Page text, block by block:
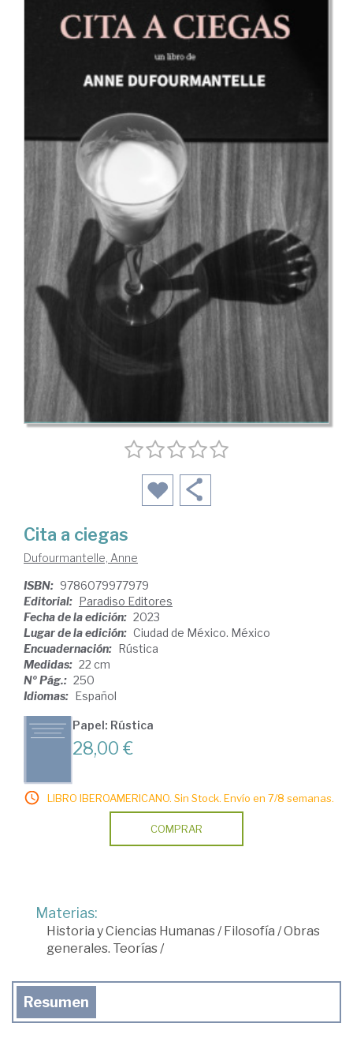
Cita a ciegas
Dufourmantelle, Anne
ISBN: 9786079977979
Editorial: Paradiso Editores
Fecha de la edición: 2023
Lugar de la edición: Ciudad de México. México
Encuadernación: Rústica
Medidas: 22 cm
Nº Pág.: 250
Idiomas: Español
Papel: Rústica
28,00 €
LIBRO IBEROAMERICANO. Sin Stock. Envío en 7/8 semanas.
COMPRAR
Materias:
Historia y Ciencias Humanas /Filosofía /Obras
generales. Teorías /
Resumen